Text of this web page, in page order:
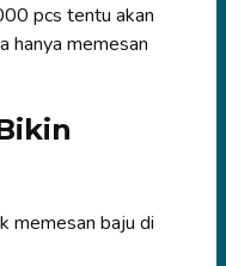
pcs tentu akan
hanya memesan
memesan baju di